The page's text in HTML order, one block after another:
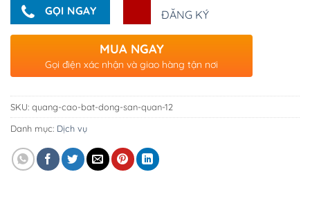
GỌI NGAY ĐĂNG KÝ
MUA NGAY
Gọi điện xác nhận và giao hàng tận nơi
SKU: quang-cao-bat-dong-san-quan-12
Danh mục: Dịch vụ